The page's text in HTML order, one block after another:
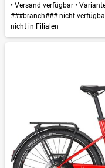
• Versand verfügbar •
###branch### nicht
nicht in Filialen